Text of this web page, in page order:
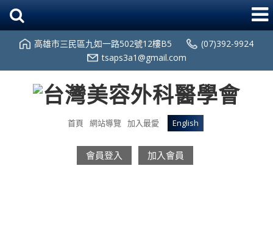
高雄市三民區九如一路502號12樓B5
(07)392-9924
tsaps3a1@gmail.com
首頁 網站導覽 加入最愛 English
會員登入 加入會員